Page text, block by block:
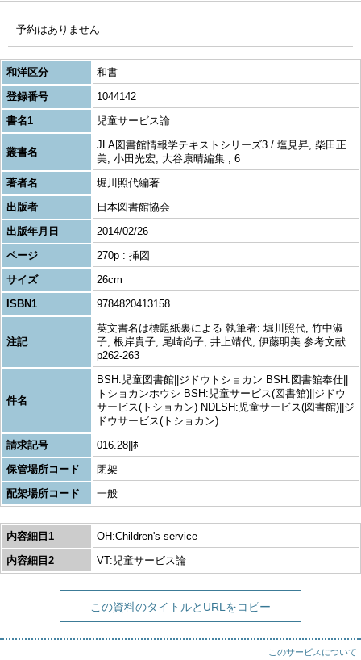
予約はありません
和洋区分
和書
登録番号
1044142
書名1
児童サービス論
叢書名
JLA図書館情報学テキストシリーズ3 / 塩見昇, 柴田正
美, 小田光宏, 大谷康晴編集 ; 6
著者名
堀川照代編著
出版者
日本図書館協会
出版年月日
2014/02/26
ページ
270p : 挿図
サイズ
26cm
ISBN1
9784820413158
注記
英文書名は標題紙裏による 執筆者: 堀川照代, 竹中淑
子, 根岸貴子, 尾崎尚子, 井上靖代, 伊藤明美 参考文献:
p262-263
件名
BSH:児童図書館||ジドウトショカン BSH:図書館奉仕||
トショカンホウシ BSH:児童サービス(図書館)||ジドウ
サービス(トショカン) NDLSH:児童サービス(図書館)||ジ
ドウサービス(トショカン)
請求記号
016.28||ﾎ
保管場所コード
閉架
配架場所コード
一般
内容細目1
OH:Children's service
内容細目2
VT:児童サービス論
この資料のタイトルとURLをコピー
このサービスについて